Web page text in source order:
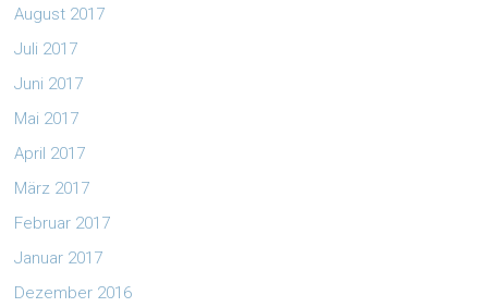
August 2017
Juli 2017
Juni 2017
Mai 2017
April 2017
März 2017
Februar 2017
Januar 2017
Dezember 2016